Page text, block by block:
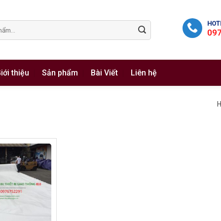
thiệu Sản phẩm Bài Viết Liên hệ